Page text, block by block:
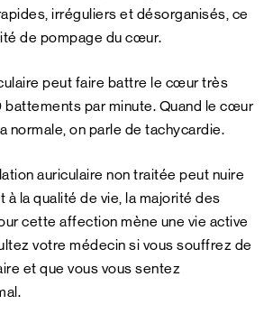
irréguliers et désorganisés, ce
de pompage du cœur.
peut faire battre le cœur très
battements par minute. Quand le cœur
normale, on parle de tachycardie.
auriculaire non traitée peut nuire
la qualité de vie, la majorité des
cette affection mène une vie active
votre médecin si vous souffrez de
et que vous vous sentez